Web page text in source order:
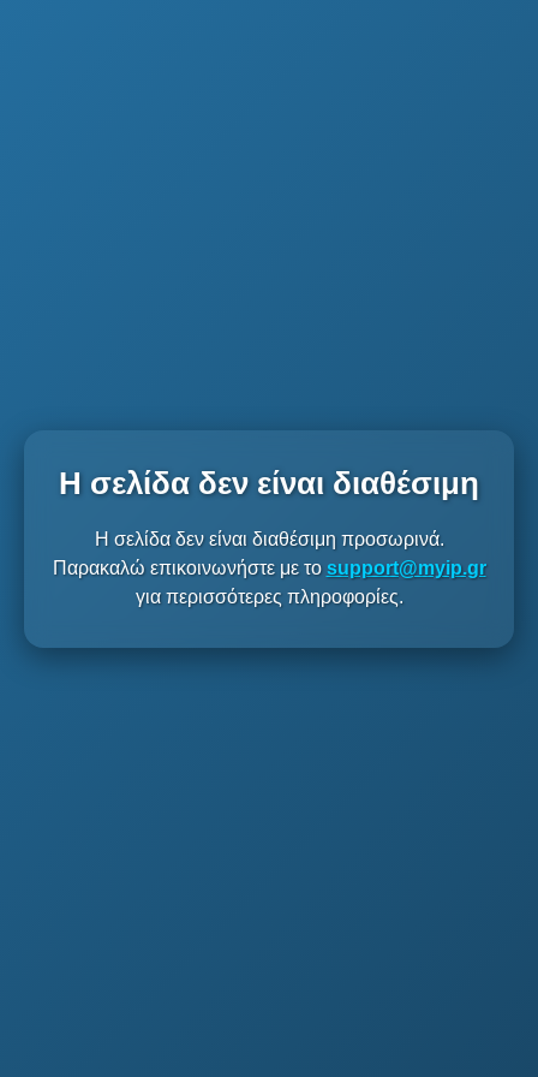
Η σελίδα δεν είναι διαθέσιμη
Η σελίδα δεν είναι διαθέσιμη προσωρινά.
Παρακαλώ επικοινωνήστε με το support@myip.gr
για περισσότερες πληροφορίες.